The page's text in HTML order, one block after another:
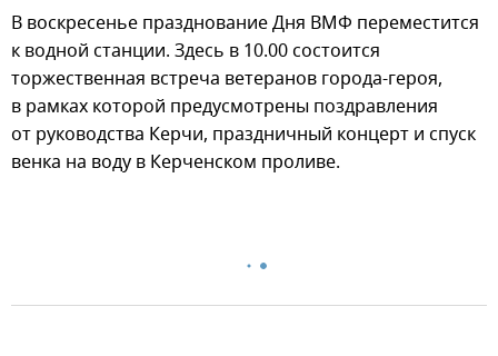
В воскресенье празднование Дня ВМФ переместится
к водной станции. Здесь в 10.00 состоится
торжественная встреча ветеранов города-героя,
в рамках которой предусмотрены поздравления
от руководства Керчи, праздничный концерт и спуск
венка на воду в Керченском проливе.